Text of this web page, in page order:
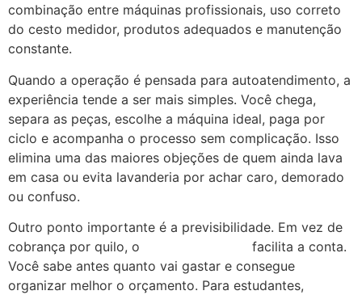
combinação entre máquinas profissionais, uso correto
do cesto medidor, produtos adequados e manutenção
constante.
Quando a operação é pensada para autoatendimento, a
experiência tende a ser mais simples. Você chega,
separa as peças, escolhe a máquina ideal, paga por
ciclo e acompanha o processo sem complicação. Isso
elimina uma das maiores objeções de quem ainda lava
em casa ou evita lavanderia por achar caro, demorado
ou confuso.
Outro ponto importante é a previsibilidade. Em vez de
cobrança por quilo, o
facilita a conta.
Você sabe antes quanto vai gastar e consegue
organizar melhor o orçamento. Para estudantes,